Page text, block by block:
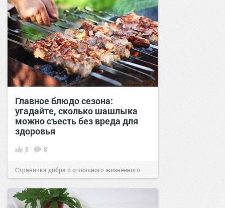
Главное блюдо сезона:
угадайте, сколько шашлыка
можно съесть без вреда для
здоровья
8 8
Страничка добра и сплошного жизненного
позитива!07:0008 май 2025